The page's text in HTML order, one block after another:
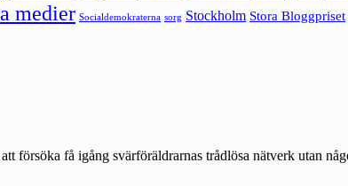
medier Socialdemokraterna sorg Stockholm Stora Bloggpriset
få igång svärföräldrarnas trådlösa nätverk utan